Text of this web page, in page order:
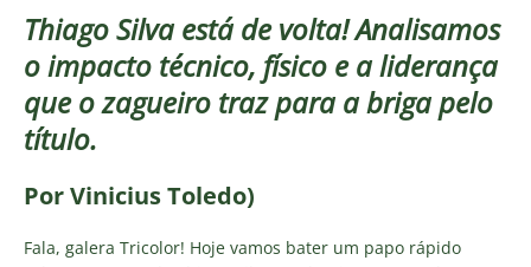
Thiago Silva está de volta! Analisamos
o impacto técnico, físico e a liderança
que o zagueiro traz para a briga pelo
título.
Por Vinicius Toledo)
Fala, galera Tricolor! Hoje vamos bater um papo rápido